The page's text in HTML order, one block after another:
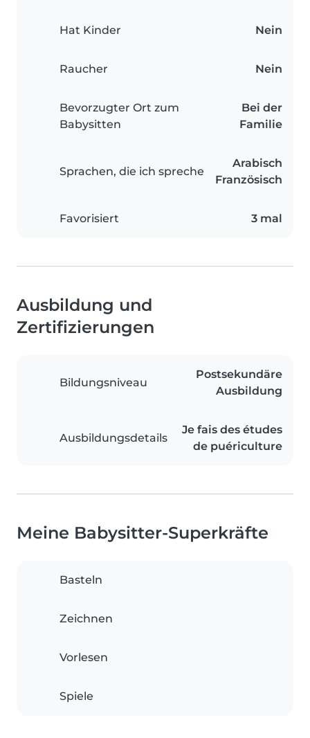
Hat Kinder Nein
Raucher Nein
Bevorzugter Ort zum
Babysitten
Bei der
Familie
Sprachen, die ich spreche
Arabisch
Französisch
Favorisiert 3 mal
Ausbildung und
Zertifizierungen
Bildungsniveau
Postsekundäre
Ausbildung
Ausbildungsdetails
Je fais des études
de puériculture
Meine Babysitter-Superkräfte
Basteln
Zeichnen
Vorlesen
Spiele